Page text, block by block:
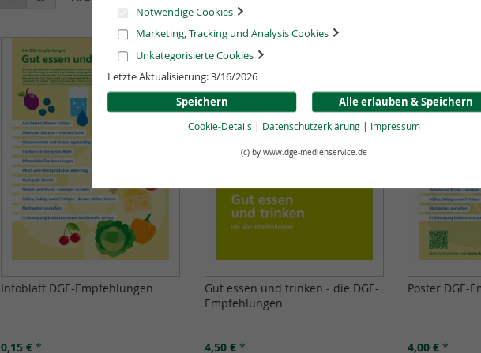
Infoblatt DGE-Empfehlungen
0,15 € *
Gut essen und trinken - die DGE-
Empfehlungen
4,50 € *
Poster DGE-
4,00 € *
Notwendige Cookies
Marketing, Tracking und Analysis Cookies
Unkategorisierte Cookies
Letzte Aktualisierung: 3/16/2026
Speichern
Alle erlauben & Speichern
Cookie-Details | Datenschutzerklärung | Impressum
(c) by www.dge-medienservice.de